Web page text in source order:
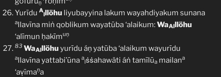
ṇ
Yurīdu A
lllöhu liyubayyina lakum wayahdiyakum sunana
allavīna miṅ qoblikum wayatūba ‘alaikum:WaAlllöhu
‘alīmun ḥakīmuṇ
83 WaAlllöhuyurīdu áṇ yatūba ‘alaikum wayurīdu
allavīna yattabi’ūna a
lṡṡahawäti áṅ tamīlūa mailana
‘aṿīmaṇa